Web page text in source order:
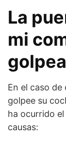
La
mi
En el caso
golpee su
ha ocurrido
causas: